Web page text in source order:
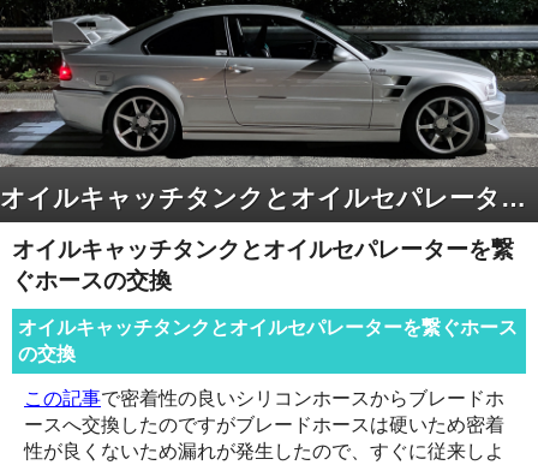
オイルキャッチタンクとオイルセパレーターを繋ぐホースの交換
オイルキャッチタンクとオイルセパレーターを繋
ぐホースの交換
オイルキャッチタンクとオイルセパレーターを繋ぐホース
の交換
この記事で密着性の良いシリコンホースからブレードホ
ースへ交換したのですがブレードホースは硬いため密着
性が良くないため漏れが発生したので、すぐに従来しよ